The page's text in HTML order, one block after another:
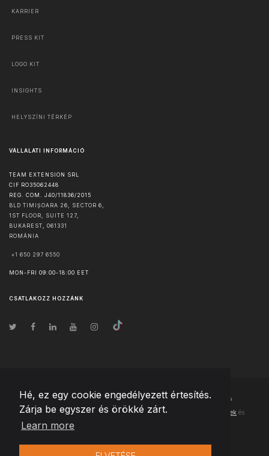
Hé, ez egy cookie engedélyezett értesítés.
Zárja be egyszer és örökké zárt.
Learn more
KARRIER
PRESS KIT
LOGO KIT
INSIGHTS
HELYSZÍNI TÉRKÉP
VÁLLALATI INFORMÁCIÓ
TEAM EXTENSION SRL
CIF RO35062448
REG. COM. J40/11836/2015
BLD TIMIȘOARA 26, SECTOR 6,
1ST FLOOR, SUITE 127,
BUKAREST
061331
ROMÁNIA
+1 650 297 6550
MON-FRI 09:00-18:00 EET
CSATLAKOZZ HOZZÁNK
© Szerzői jog2026 Team Extension Hungary- Minden jog fenntartva
Changelog ● Ezen webhely használatával elfogadja Használati feltételek és